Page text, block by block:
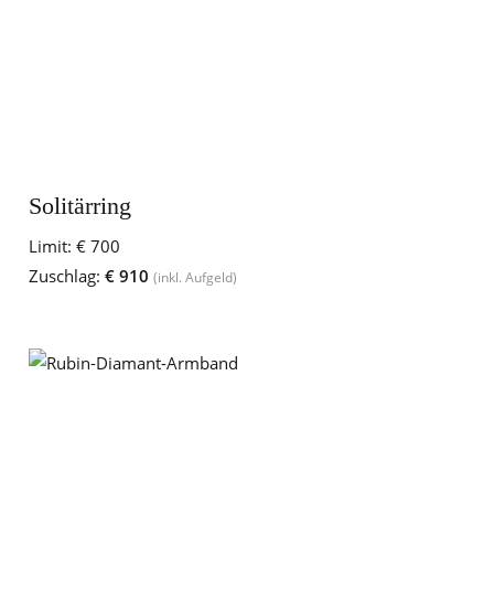
Solitärring
Limit: € 700
Zuschlag: € 910 (inkl. Aufgeld)